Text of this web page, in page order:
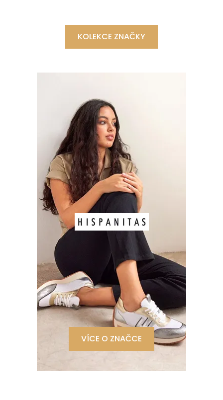
KOLEKCE ZNAČKY
VÍCE O ZNAČCE